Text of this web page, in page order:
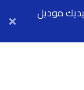
موديل